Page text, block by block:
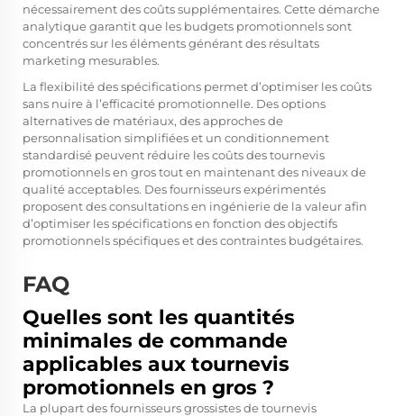
nécessairement des coûts supplémentaires. Cette démarche
analytique garantit que les budgets promotionnels sont
concentrés sur les éléments générant des résultats
marketing mesurables.
La flexibilité des spécifications permet d’optimiser les coûts
sans nuire à l’efficacité promotionnelle. Des options
alternatives de matériaux, des approches de
personnalisation simplifiées et un conditionnement
standardisé peuvent réduire les coûts des tournevis
promotionnels en gros tout en maintenant des niveaux de
qualité acceptables. Des fournisseurs expérimentés
proposent des consultations en ingénierie de la valeur afin
d’optimiser les spécifications en fonction des objectifs
promotionnels spécifiques et des contraintes budgétaires.
FAQ
Quelles sont les quantités
minimales de commande
applicables aux tournevis
promotionnels en gros ?
La plupart des fournisseurs grossistes de tournevis